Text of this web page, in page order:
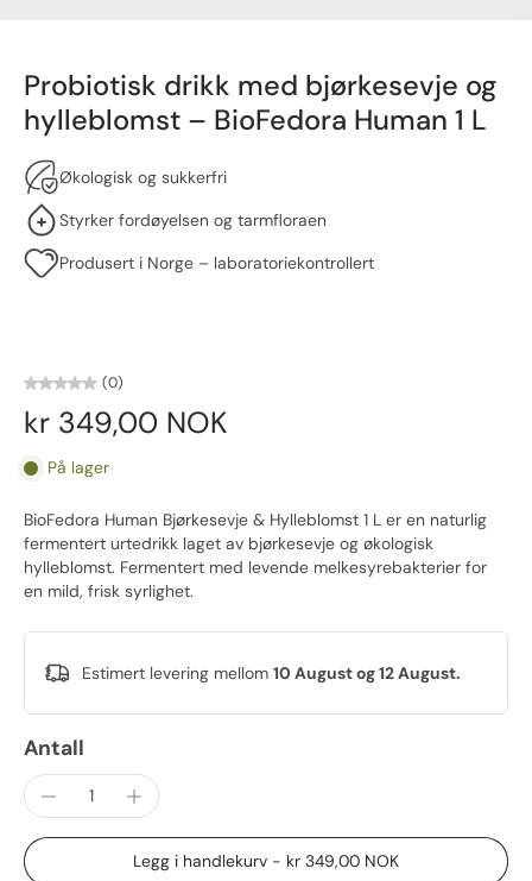
Probiotisk drikk med bjørkesevje og
hylleblomst – BioFedora Human 1 L
Økologisk og sukkerfri
Styrker fordøyelsen og tarmfloraen
Produsert i Norge – laboratoriekontrollert
(0)
kr 349,00 NOK
På lager
BioFedora Human Bjørkesevje & Hylleblomst 1 L er en naturlig
fermentert urtedrikk laget av bjørkesevje og økologisk
hylleblomst. Fermentert med levende melkesyrebakterier for
en mild, frisk syrlighet.
Estimert levering mellom 10 August og 12 August.
Antall
Legg i handlekurv - kr 349,00 NOK